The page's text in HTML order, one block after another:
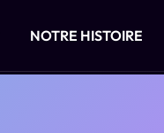
NOTRE HISTOIRE